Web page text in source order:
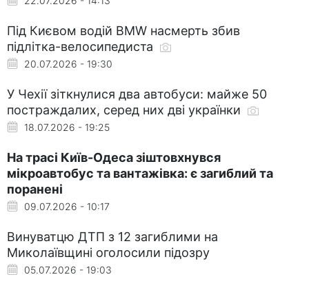
Під Києвом водій BMW насмерть збив
підлітка-велосипедиста
20.07.2026 - 19:30
У Чехії зіткнулися два автобуси: майже 50
постраждалих, серед них дві українки
18.07.2026 - 19:25
На трасі Київ-Одеса зіштовхнувся
мікроавтобус та вантажівка: є загиблий та
поранені
09.07.2026 - 10:17
Винуватцю ДТП з 12 загиблими на
Миколаївщині оголосили підозру
05.07.2026 - 19:03